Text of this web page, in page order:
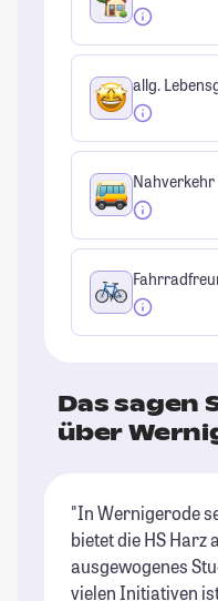
allg.
Nahverkehr
Das sagen
über
"In Wernigerode
bietet die HS Harz
ausgewogenes
vielen Initiativen